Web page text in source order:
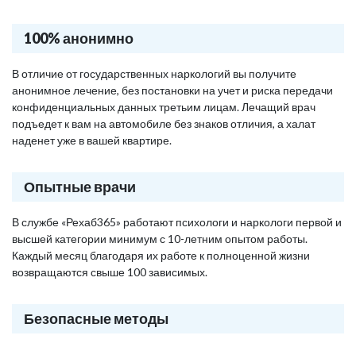
100% анонимно
В отличие от государственных наркологий вы получите
анонимное лечение, без постановки на учет и риска передачи
конфиденциальных данных третьим лицам. Лечащий врач
подъедет к вам на автомобиле без знаков отличия, а халат
наденет уже в вашей квартире.
Опытные врачи
В службе «Рехаб365» работают психологи и наркологи первой и
высшей категории минимум с 10-летним опытом работы.
Каждый месяц благодаря их работе к полноценной жизни
возвращаются свыше 100 зависимых.
Безопасные методы